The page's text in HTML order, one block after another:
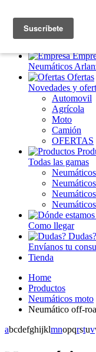
Inicio
Neumáticos
Ofertas
Novedades y
Automovil
Agrícola
Moto
Camión
OFERTAS
Todas las gamas
Como llegar
Dudas?
Envíanos tu
Tienda
Home
Productos
Neumáticos moto
Neumático off-
abcdefghijklmnopqrstuv